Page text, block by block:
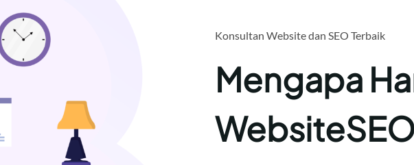
Konsultan Website dan SEO Terbaik
Mengapa